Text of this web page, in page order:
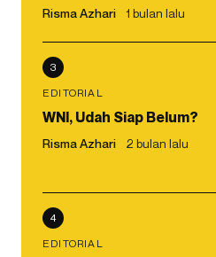
Risma Azhari 1 bulan lalu
3
EDITORIAL
WNI, Udah Siap Belum?
Risma Azhari 2 bulan lalu
4
EDITORIAL